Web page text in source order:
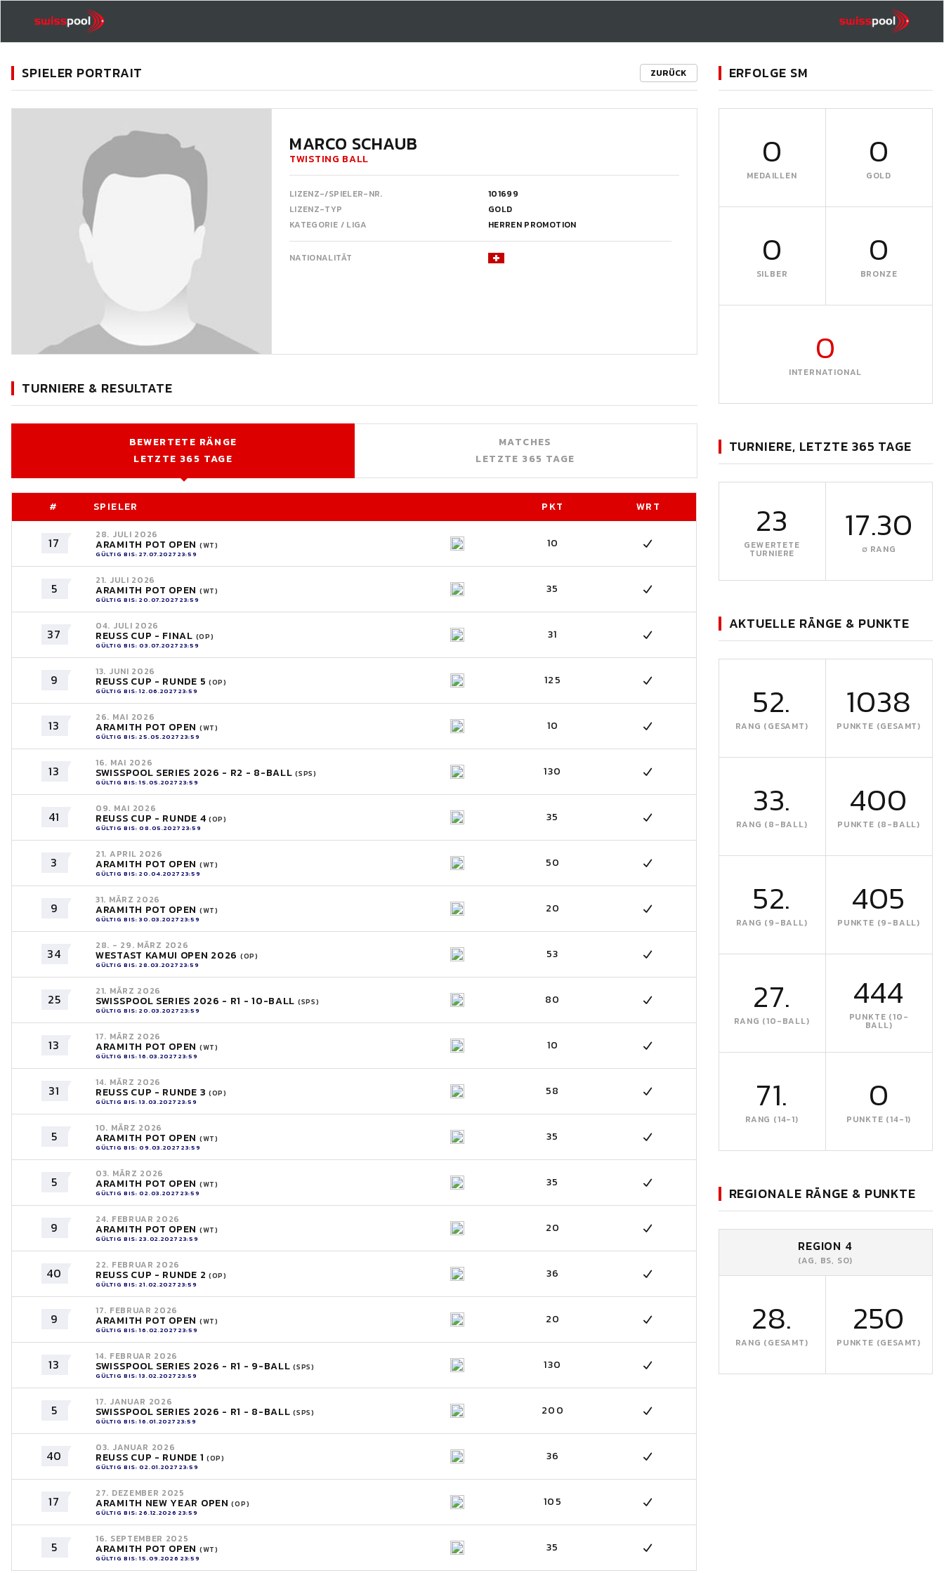
SPIELER PORTRAIT ZURÜCK
MARCO SCHAUB
TWISTING BALL
LIZENZ-/SPIELER-NR.
101699
LIZENZ-TYP
GOLD
KATEGORIE / LIGA
HERREN PROMOTION
NATIONALITÄT
TURNIERE & RESULTATE
BEWERTETE RÄNGE
LETZTE 365 TAGE
MATCHES
LETZTE 365 TAGE
# SPIELER PKT WRT
17
28. JULI 2026
ARAMITH POT OPEN (WT)
GÜLTIG BIS: 27.07.2027 23:59
10
5
21. JULI 2026
ARAMITH POT OPEN (WT)
GÜLTIG BIS: 20.07.2027 23:59
35
37
04. JULI 2026
REUSS CUP - FINAL (OP)
GÜLTIG BIS: 03.07.2027 23:59
31
9
13. JUNI 2026
REUSS CUP - RUNDE 5 (OP)
GÜLTIG BIS: 12.06.2027 23:59
125
13
26. MAI 2026
ARAMITH POT OPEN (WT)
GÜLTIG BIS: 25.05.2027 23:59
10
13
16. MAI 2026
SWISSPOOL SERIES 2026 - R2 - 8-BALL(SPS)
GÜLTIG BIS: 15.05.2027 23:59
130
41
09. MAI 2026
REUSS CUP - RUNDE 4 (OP)
GÜLTIG BIS: 08.05.2027 23:59
35
3
21. APRIL 2026
ARAMITH POT OPEN (WT)
GÜLTIG BIS: 20.04.2027 23:59
50
9
31. MÄRZ 2026
ARAMITH POT OPEN (WT)
GÜLTIG BIS: 30.03.2027 23:59
20
34
28. - 29. MÄRZ 2026
WESTAST KAMUI OPEN 2026 (OP)
GÜLTIG BIS: 28.03.2027 23:59
53
25
21. MÄRZ 2026
SWISSPOOL SERIES 2026 - R1 - 10-BALL (SPS)
GÜLTIG BIS: 20.03.2027 23:59
80
13
17. MÄRZ 2026
ARAMITH POT OPEN (WT)
GÜLTIG BIS: 16.03.2027 23:59
10
31
14. MÄRZ 2026
REUSS CUP - RUNDE 3 (OP)
GÜLTIG BIS: 13.03.2027 23:59
58
5
10. MÄRZ 2026
ARAMITH POT OPEN (WT)
GÜLTIG BIS: 09.03.2027 23:59
35
5
03. MÄRZ 2026
ARAMITH POT OPEN (WT)
GÜLTIG BIS: 02.03.2027 23:59
35
9
24. FEBRUAR 2026
ARAMITH POT OPEN (WT)
GÜLTIG BIS: 23.02.2027 23:59
20
40
22. FEBRUAR 2026
REUSS CUP - RUNDE 2 (OP)
GÜLTIG BIS: 21.02.2027 23:59
36
9
17. FEBRUAR 2026
ARAMITH POT OPEN (WT)
GÜLTIG BIS: 16.02.2027 23:59
20
13
14. FEBRUAR 2026
SWISSPOOL SERIES 2026 - R1 - 9-BALL(SPS)
GÜLTIG BIS: 13.02.2027 23:59
130
5
17. JANUAR 2026
SWISSPOOL SERIES 2026 - R1 - 8-BALL(SPS)
GÜLTIG BIS: 16.01.2027 23:59
200
40
03. JANUAR 2026
REUSS CUP - RUNDE 1 (OP)
GÜLTIG BIS: 02.01.2027 23:59
36
17
27. DEZEMBER 2025
ARAMITH NEW YEAR OPEN(OP)
GÜLTIG BIS: 26.12.2026 23:59
105
5
16. SEPTEMBER 2025
ARAMITH POT OPEN (WT)
GÜLTIG BIS: 15.09.2026 23:59
35
ERFOLGE SM
0
MEDAILLEN
0
GOLD
0
SILBER
0
BRONZE
0
INTERNATIONAL
TURNIERE, LETZTE 365 TAGE
23
GEWERTETE
TURNIERE
17.30
∅ RANG
AKTUELLE RÄNGE & PUNKTE
52.
RANG (GESAMT)
1038
PUNKTE (GESAMT)
33.
RANG (8-BALL)
400
PUNKTE (8-BALL)
52.
RANG (9-BALL)
405
PUNKTE (9-BALL)
27.
RANG (10-BALL)
444
PUNKTE (10-
BALL)
71.
RANG (14-1)
0
PUNKTE (14-1)
REGIONALE RÄNGE & PUNKTE
REGION 4
(AG, BS, SO)
28.
RANG (GESAMT)
250
PUNKTE (GESAMT)